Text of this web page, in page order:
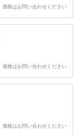
価格はお問い合わせください
価格はお問い合わせください
価格はお問い合わせください